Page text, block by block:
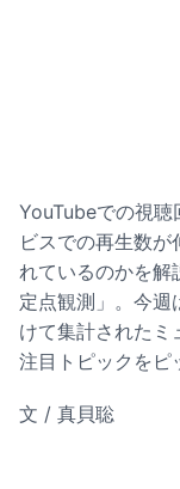
YouTubeでの視聴
ビスでの再生数
れているのかを解
定点観測」。今週
けて集計されたミ
注目トピックをピ
文 / 真貝聡